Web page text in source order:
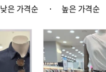
낮은 가격순 높은 가격순